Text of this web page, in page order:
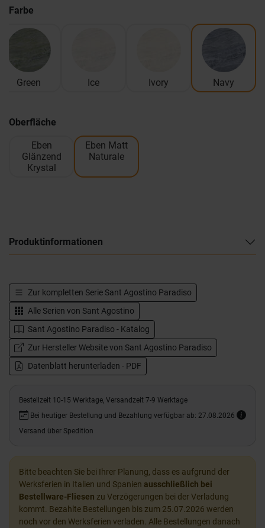
Farbe
Green Ice Ivory Navy
Oberfläche
Eben
Glänzend
Krystal
Eben Matt
Naturale
Produktinformationen
Zur kompletten Serie Sant Agostino Paradiso
Alle Serien von Sant Agostino
Sant Agostino Paradiso - Katalog
Zur Hersteller Website von Sant Agostino Paradiso
Datenblatt herunterladen - PDF
Bestellzeit 10-15 Werktage, Versandzeit 7-9 Werktage
Bei heutiger Bestellung und Bezahlung verfügbar ab: 27.08.2026
Versand über Spedition
Bitte beachten Sie bei Ihrer Planung, dass es aufgrund der
Werksferien in Italien und Spanien ausschließlich bei
Bestellware-Fliesen zu Verzögerungen bei der Verladung
kommt. Bezahlte Bestellungen bis zum 25.07.2026 werden
noch vor den Werksferien verladen. Alle Bestellungen danach